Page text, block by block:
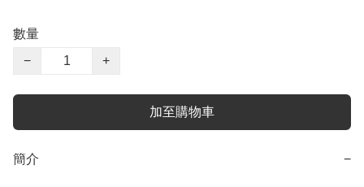
數量
−
+
加至購物車
簡介 −